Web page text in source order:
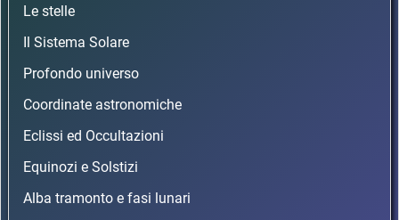
Le stelle
Il Sistema Solare
Profondo universo
Coordinate astronomiche
Eclissi ed Occultazioni
Equinozi e Solstizi
Alba tramonto e fasi lunari